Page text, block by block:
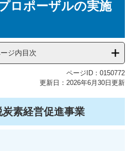
ロポーザルの実施
ジ内目次
ページID：0150772
更新日：2026年6月30日更新
素経営促進事業